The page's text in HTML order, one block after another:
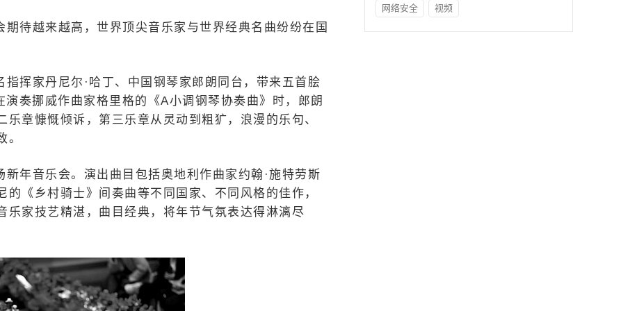
待越来越高，世界顶尖音乐家与世界经典名曲纷纷在国
挥家丹尼尔·哈丁、中国钢琴家郎朗同台，带来五首脍
奏挪威作曲家格里格的《A小调钢琴协奏曲》时，郎朗
章慷慨倾诉，第三乐章从灵动到粗犷，浪漫的乐句、
。
年音乐会。演出曲目包括奥地利作曲家约翰·施特劳斯
《乡村骑士》间奏曲等不同国家、不同风格的佳作，
家技艺精湛，曲目经典，将年节气氛表达得淋漓尽
网络安全 视频